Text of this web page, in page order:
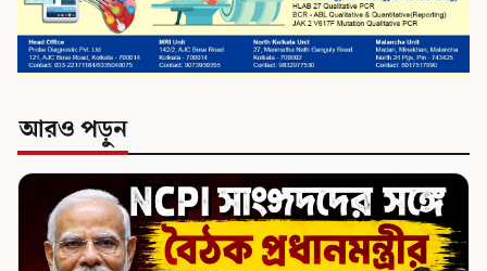
আরও পড়ুন